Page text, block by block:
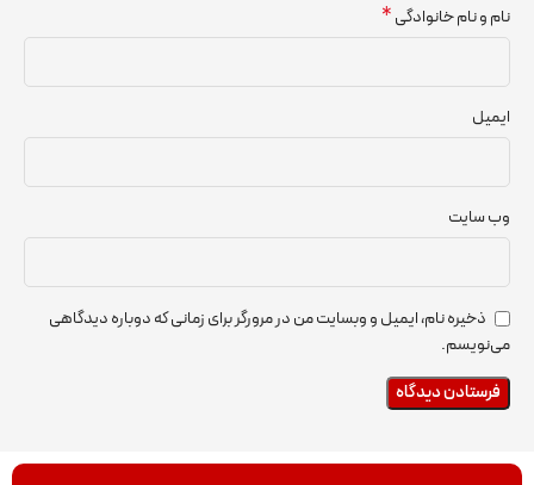
نام و نام خانوادگی*
ایمیل
وب‌ سایت
ذخیره نام، ایمیل و وبسایت من در مرورگر برای زمانی که دوباره دیدگاهی
می‌نویسم.